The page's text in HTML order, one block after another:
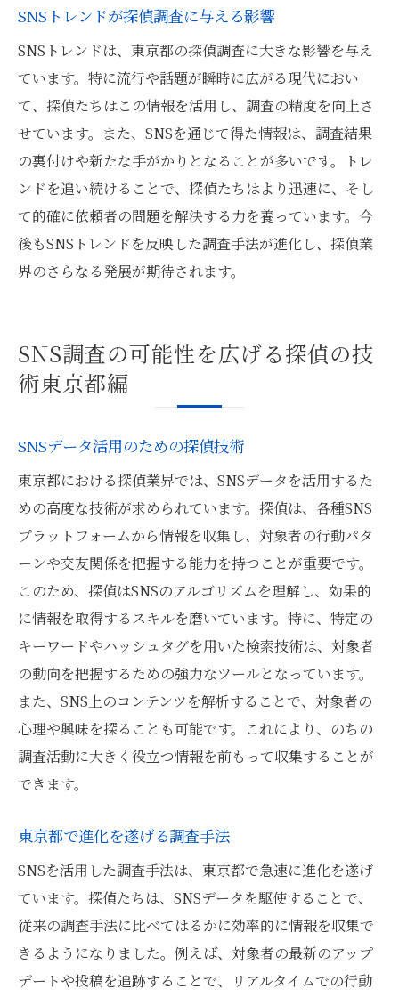
SNSトレンドが探偵調査に与える影響
SNSトレンドは、東京都の探偵調査に大きな影響を与え
ています。特に流行や話題が瞬時に広がる現代におい
て、探偵たちはこの情報を活用し、調査の精度を向上さ
せています。また、SNSを通じて得た情報は、調査結果
の裏付けや新たな手がかりとなることが多いです。トレ
ンドを追い続けることで、探偵たちはより迅速に、そし
て的確に依頼者の問題を解決する力を養っています。今
後もSNSトレンドを反映した調査手法が進化し、探偵業
界のさらなる発展が期待されます。
SNS調査の可能性を広げる探偵の技
術東京都編
SNSデータ活用のための探偵技術
東京都における探偵業界では、SNSデータを活用するた
めの高度な技術が求められています。探偵は、各種SNS
プラットフォームから情報を収集し、対象者の行動パタ
ーンや交友関係を把握する能力を持つことが重要です。
このため、探偵はSNSのアルゴリズムを理解し、効果的
に情報を取得するスキルを磨いています。特に、特定の
キーワードやハッシュタグを用いた検索技術は、対象者
の動向を把握するための強力なツールとなっています。
また、SNS上のコンテンツを解析することで、対象者の
心理や興味を探ることも可能です。これにより、のちの
調査活動に大きく役立つ情報を前もって収集することが
できます。
東京都で進化を遂げる調査手法
SNSを活用した調査手法は、東京都で急速に進化を遂げ
ています。探偵たちは、SNSデータを駆使することで、
従来の調査手法に比べてはるかに効率的に情報を収集で
きるようになりました。例えば、対象者の最新のアップ
デートや投稿を追跡することで、リアルタイムでの行動